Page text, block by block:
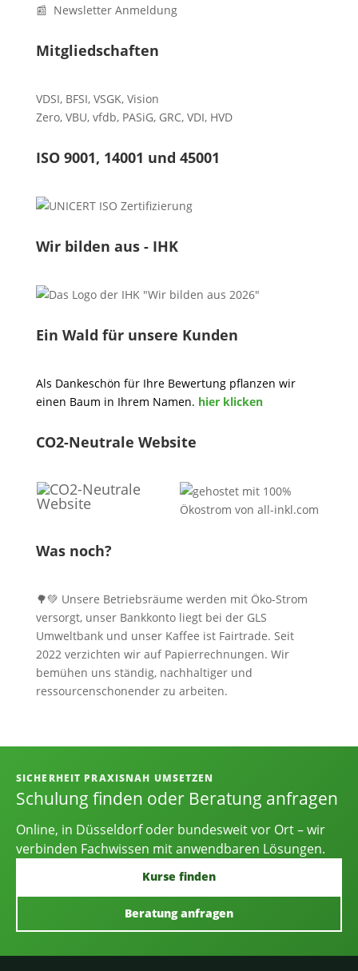
📰 Newsletter Anmeldung
Mitgliedschaften
VDSI, BFSI, VSGK, Vision
Zero, VBU, vfdb, PASiG, GRC, VDI, HVD
ISO 9001, 14001 und 45001
Wir bilden aus - IHK
Ein Wald für unsere Kunden
Als Dankeschön für Ihre Bewertung pflanzen wir
einen Baum in Ihrem Namen. hier klicken
CO2-Neutrale Website
Was noch?
🌳💚 Unsere Betriebsräume werden mit Öko-Strom
versorgt, unser Bankkonto liegt bei der GLS
Umweltbank und unser Kaffee ist Fairtrade. Seit
2022 verzichten wir auf Papierrechnungen. Wir
bemühen uns ständig, nachhaltiger und
ressourcenschonender zu arbeiten.
Informationen, Kontakt und
SICHERHEIT PRAXISNAH UMSETZEN
Schulung finden oder Beratung anfragen
Online, in Düsseldorf oder bundesweit vor Ort – wir
verbinden Fachwissen mit anwendbaren Lösungen.
Kurse finden
Beratung anfragen